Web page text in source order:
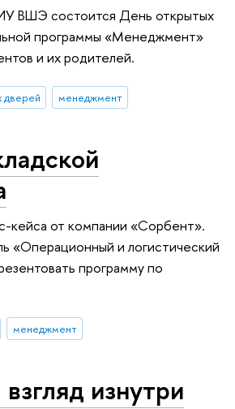
ВШЭ состоится День открытых
программы «Менеджмент»
и их родителей.
дверей менеджмент
кейса от компании «Сорбент».
«Операционный и логистический
программу по
менеджмент
изнутри